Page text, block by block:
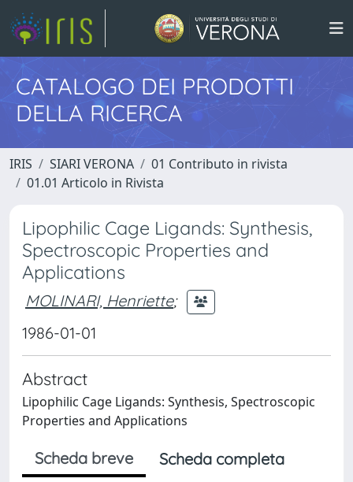
CATALOGO DEI PRODOTTI
DELLA RICERCA
IRIS SIARI VERONA
01 Contributo in rivista
01.01 Articolo in Rivista
Lipophilic Cage Ligands: Synthesis,
Spectroscopic Properties and
Applications
MOLINARI, Henriette;
1986-01-01
Abstract
Lipophilic Cage Ligands: Synthesis, Spectroscopic
Properties and Applications
Scheda breve
Scheda completa